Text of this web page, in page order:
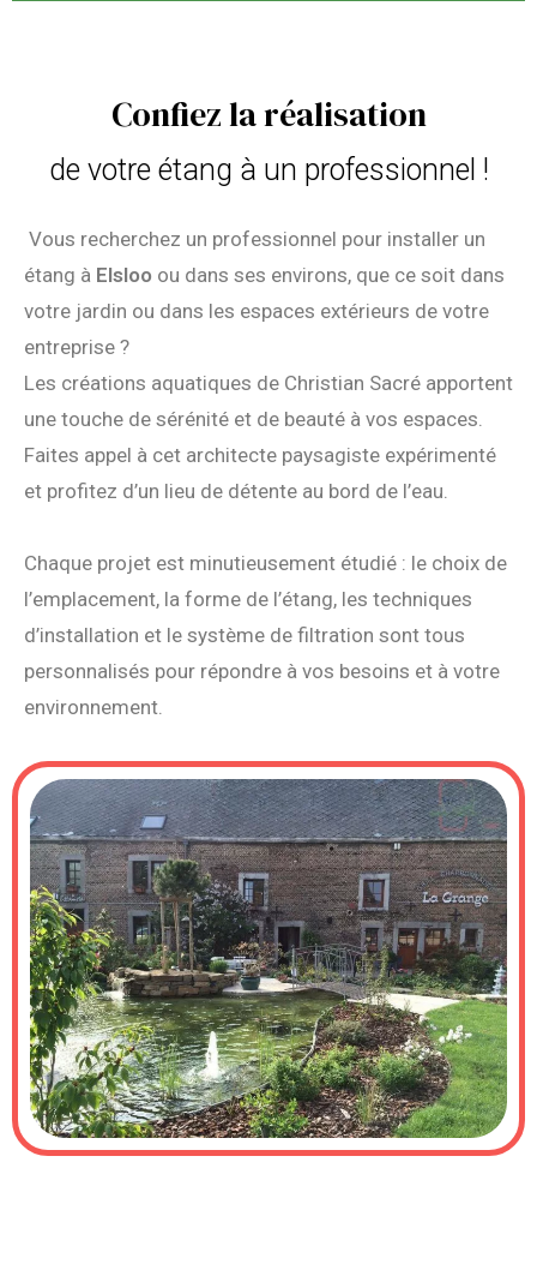
Confiez la réalisation
de votre étang à un professionnel !
Vous recherchez un professionnel pour installer un
étang à Elsloo ou dans ses environs, que ce soit dans
votre jardin ou dans les espaces extérieurs de votre
entreprise ?
Les créations aquatiques de Christian Sacré apportent
une touche de sérénité et de beauté à vos espaces.
Faites appel à cet architecte paysagiste expérimenté
et profitez d’un lieu de détente au bord de l’eau.
Chaque projet est minutieusement étudié : le choix de
l’emplacement, la forme de l’étang, les techniques
d’installation et le système de filtration sont tous
personnalisés pour répondre à vos besoins et à votre
environnement.